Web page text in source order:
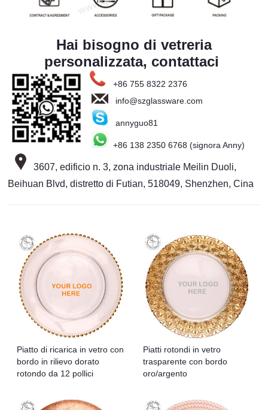
Hai bisogno di vetreria
personalizzata, contattaci
+86 755 8322 2376
info@szglassware.com
annyguo81
+86 138 2350 6768 (signora Anny)
3607, edificio n. 3, zona industriale Meilin Duoli,
Beihuan Blvd, distretto di Futian, 518049, Shenzhen, Cina
Piatto di ricarica in vetro con
bordo in rilievo dorato
rotondo da 12 pollici
Piatti rotondi in vetro
trasparente con bordo
oro/argento